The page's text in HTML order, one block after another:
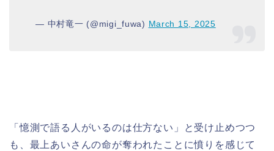
— 中村竜一 (@migi_fuwa) March 15, 2025
「憶測で語る人がいるのは仕方ない」と受け止めつつ
も、最上あいさんの命が奪われたことに憤りを感じて